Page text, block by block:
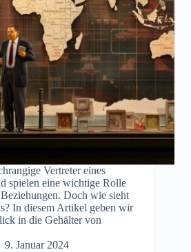
Vertreter eines
spielen eine wichtige Rolle
Doch wie sieht
In diesem Artikel geben wir
in die Gehälter von
9. Januar 2024